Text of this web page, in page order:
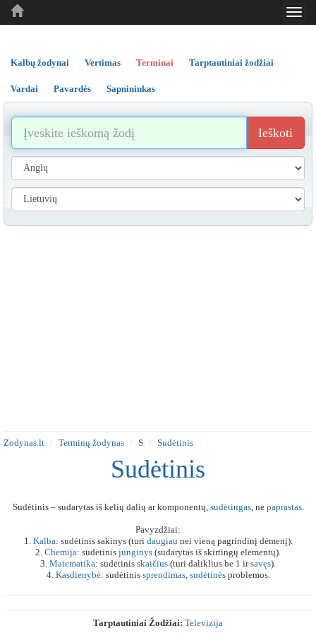
..
..
Kalbų žodynai Vertimas Terminai Tarptautiniai žodžiai
Vardai Pavardės Sapnininkas
Ieškoti
Zodynas.lt Terminų žodynas S Sudėtinis
Sudėtinis
Sudėtinis – sudarytas iš kelių dalių ar komponentų, sudėtingas, ne paprastas.
Pavyzdžiai:
1. Kalba: sudėtinis sakinys (turi daugiau nei vieną pagrindinį dėmenį).
2. Chemija: sudėtinis junginys (sudarytas iš skirtingų elementų).
3. Matematika: sudėtinis skaičius (turi daliklius be 1 irsavęs).
4. Kasdienybė: sudėtinis sprendimas, sudėtinėsproblemos.
Tarptautiniai Žodžiai: Televizija